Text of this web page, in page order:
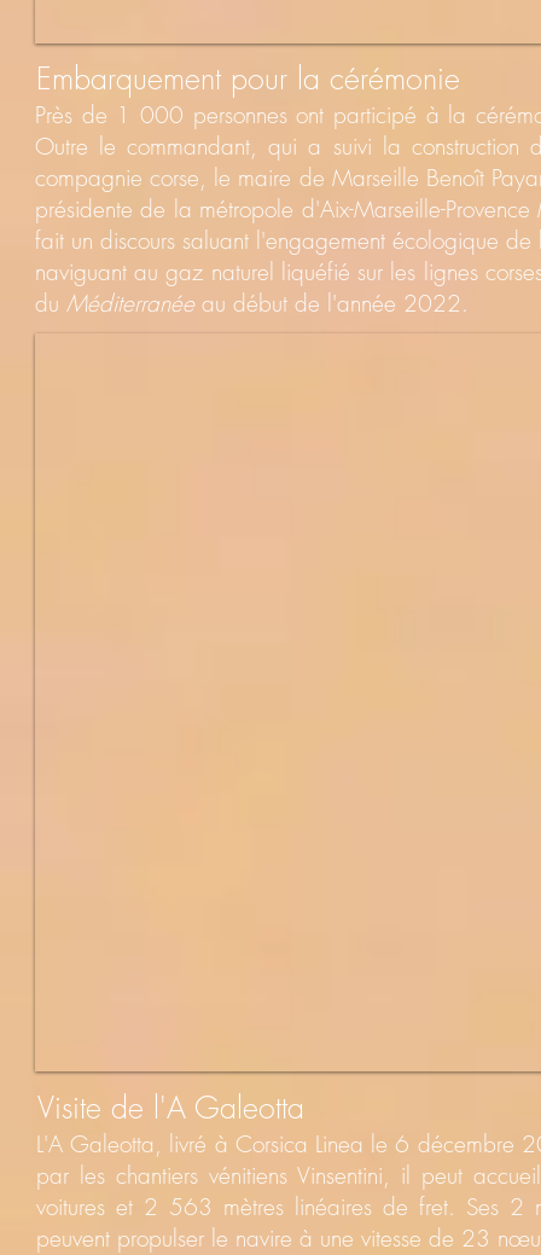
Embarquement pour la cérémonie
Près de 1 000 personnes ont participé à la
Outre le commandant, qui a suivi la
compagnie corse, le maire de Marseille Benoît
présidente de la métropole d'Aix-Marseille-
fait un discours saluant l'engagement écologique
naviguant au gaz naturel liquéfié sur les lignes
du Méditerranéeau début de l'année 2022.
Visite de l'A Galeotta
L'A Galeotta, livré à Corsica Linea le 6
par les chantiers vénitiens Vinsentini, il peut
voitures et 2 563 mètres linéaires de fret. Ses 2
peuvent propulser le navire à une vitesse de 23